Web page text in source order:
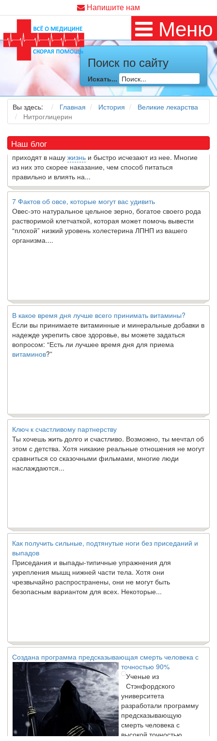
Напишите нам
Меню
Поиск по сайту
Искать...
Вы здесь: Главная История
Великие лекарства
Нитроглицерин
Наш блог
Как я заболел во время локдауна?
Это странная ситуация: вы соблюдали все меры
предосторожности COVID-19 (вы почти все время дома),
но, тем не менее, вы каким-то образом простудились. Вы
можете задаться...
Какдиетолог
приходят в нашужизньи быстро исчезают из нее. Многие
из них это скорее наказание, чем способ питаться
правильно и влиять на...
7 Фактов об овсе, которые могут вас удивить
Овес-это натуральное цельное зерно, богатое своего рода
растворимой клетчаткой, которая может помочь вывести
“плохой” низкий уровень холестерина ЛПНП из вашего
организма....
В какое время дня лучше всего принимать витамины?
Если вы принимаете витаминные и минеральные добавки в
надежде укрепить свое здоровье, вы можете задаться
вопросом: “Есть ли лучшее время дня для приема
витаминов ?”
Ключ к счастливому партнерству
Ты хочешь жить долго и счастливо. Возможно, ты мечтал об
этом с детства. Хотя никакие реальные отношения не могут
сравниться со сказочными фильмами, многие люди
наслаждаются...
Как получить сильные, подтянутые ноги без приседаний и
выпадов
Приседания и выпады-типичные упражнения для
укрепления мышц нижней части тела. Хотя они
чрезвычайно распространены, они не могут быть
безопасным вариантом для всех. Некоторые...
Создана программа предсказывающая смерть человека с
точностью 90%
Ученые из
Стэнфордского
университета
разработали программу
предсказывающую
смерть человека с
высокой точностью.